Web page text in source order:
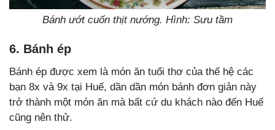
Bánh ướt cuốn thịt nướng. Hình: Sưu tầm
6. Bánh ép
Bánh ép được xem là món ăn tuổi thơ của thế hệ các
bạn 8x và 9x tại Huế, dần dần món bánh đơn giản này
trở thành một món ăn mà bất cứ du khách nào đến Huế
cũng nên thử.